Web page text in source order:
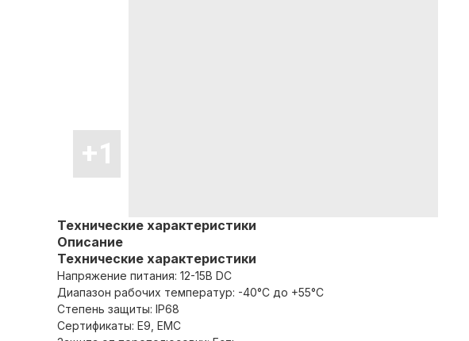
Технические характеристики
Описание
Технические характеристики
Напряжение питания: 12-15В DC
Диапазон рабочих температур: -40°C до +55°C
Степень защиты: IP68
Сертификаты: E9, EMC